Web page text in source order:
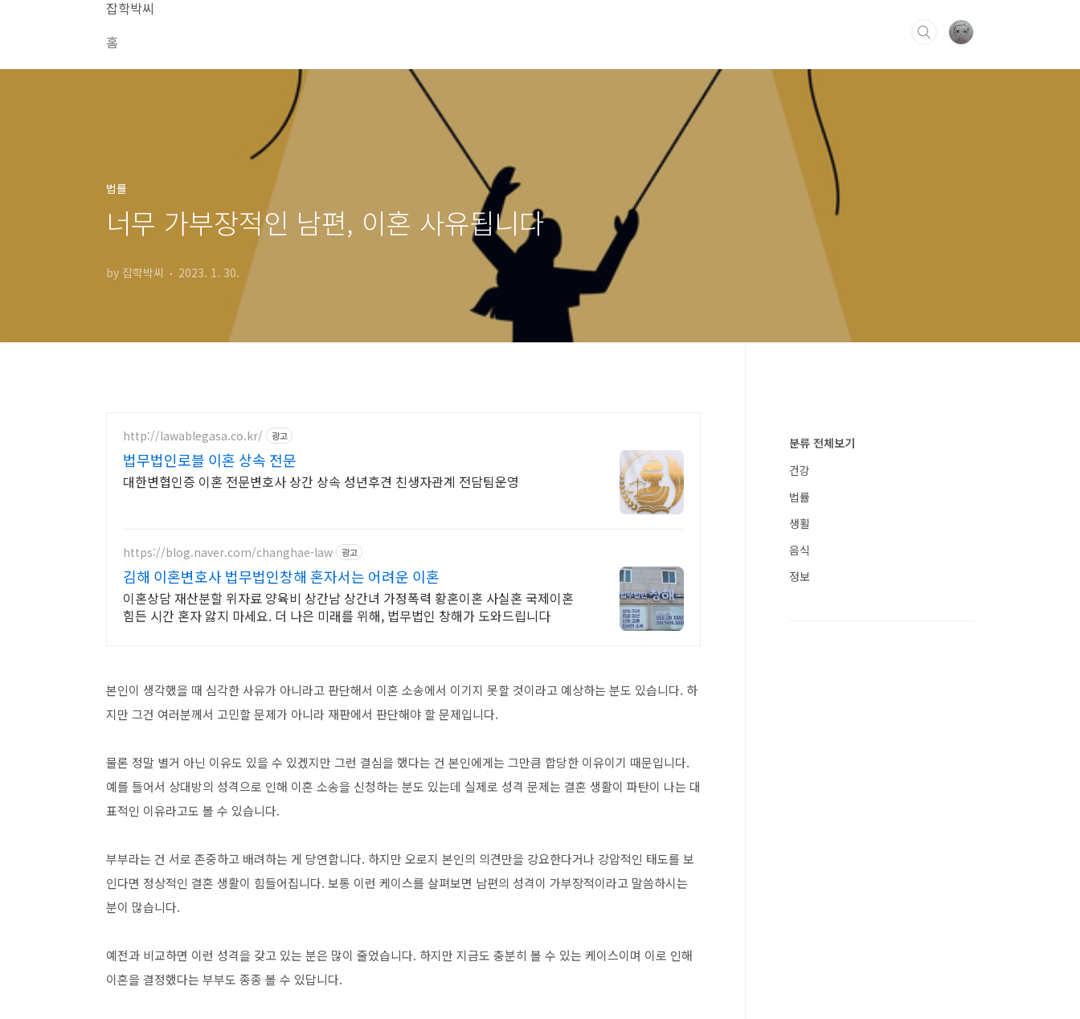
잡학박씨
홈
법률
너무 가부장적인 남편, 이혼 사유됩니다
by 잡학박씨 2023. 1. 30.
http://lawablegasa.co.kr/ 광고
법무법인로블 이혼 상속 전문
대한변협인증 이혼 전문변호사 상간 상속 성년후견 친생자관계 전담팀운영
https://blog.naver.com/changhae-law 광고
김해 이혼변호사 법무법인창해 혼자서는 어려운 이혼
이혼상담 재산분할 위자료 양육비 상간남 상간녀 가정폭력 황혼이혼 사실혼 국제이혼
힘든 시간 혼자 앓지 마세요. 더 나은 미래를 위해, 법무법인 창해가 도와드립니다
본인이 생각했을 때 심각한 사유가 아니라고 판단해서 이혼 소송에서 이기지 못할 것이라고 예상하는 분도 있습니다. 하
지만 그건 여러분께서 고민할 문제가 아니라 재판에서 판단해야 할 문제입니다.
물론 정말 별거 아닌 이유도 있을 수 있겠지만 그런 결심을 했다는 건 본인에게는 그만큼 합당한 이유이기 때문입니다.
예를 들어서 상대방의 성격으로 인해 이혼 소송을 신청하는 분도 있는데 실제로 성격 문제는 결혼 생활이 파탄이 나는 대
표적인 이유라고도 볼 수 있습니다.
부부라는 건 서로 존중하고 배려하는 게 당연합니다. 하지만 오로지 본인의 의견만을 강요한다거나 강압적인 태도를 보
인다면 정상적인 결혼 생활이 힘들어집니다. 보통 이런 케이스를 살펴보면 남편의 성격이 가부장적이라고 말씀하시는
분이 많습니다.
예전과 비교하면 이런 성격을 갖고 있는 분은 많이 줄었습니다. 하지만 지금도 충분히 볼 수 있는 케이스이며 이로 인해
이혼을 결정했다는 부부도 종종 볼 수 있답니다.
분류 전체보기
건강
법률
생활
음식
정보